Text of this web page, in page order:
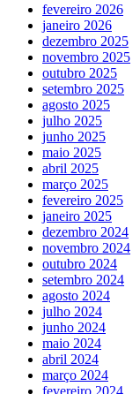
fevereiro 2026
janeiro 2026
dezembro 2025
novembro 2025
outubro 2025
setembro 2025
agosto 2025
julho 2025
junho 2025
maio 2025
abril 2025
março 2025
fevereiro 2025
janeiro 2025
dezembro 2024
novembro 2024
outubro 2024
setembro 2024
agosto 2024
julho 2024
junho 2024
maio 2024
abril 2024
março 2024
fevereiro 2024